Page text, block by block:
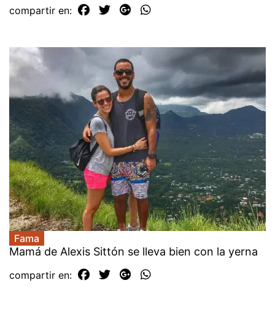
compartir en:
Fama
Mamá de Alexis Sittón se lleva bien con la yerna
compartir en: